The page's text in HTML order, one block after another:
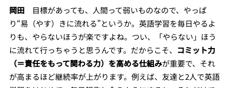
岡田目標があっても、人間って弱いものなので、やっぱ
り“易（やす）きに流れる”というか。英語学習を毎日やるよ
りも、やらないほうが楽ですよね。つい、「やらない」ほう
に流れて行っちゃうと思うんです。だからこそ、 コミット力
（＝責任をもって関わる力）を高める仕組みが重要で、それ
が高まるほど継続率が上がります。例えば、友達と2人で英語